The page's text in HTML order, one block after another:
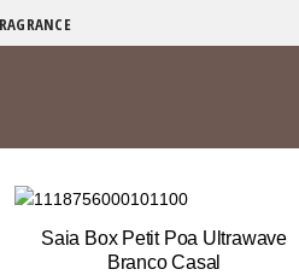
Saia Box Petit Poa Ultrawave
Branco Casal